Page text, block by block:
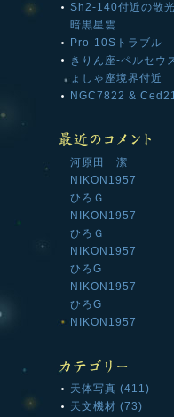
Sh2-140付近の散
暗黒星雲
Pro-10Sトラブル
きりん座-ペルセウ
ょしゃ座境界付近
NGC7822 &
河原田 潔
NIKON1957
ひろＧ
NIKON1957
ひろＧ
NIKON1957
ひろG
NIKON1957
ひろG
NIKON1957
天体写真 (411)
天文機材 (73)